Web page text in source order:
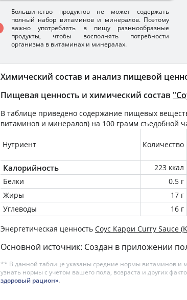
Химический состав и анализ пищевой
Пищевая ценность и химический состав
В таблице приведено содержание пищевых
витаминов и минералов) на 100 грамм съедобной
Нутриент Количество
Калорийность 223 ккал
Белки
0.5 г
Жиры
17 г
Углеводы
16 г
Энергетическая ценность Соус Карри Curry Sauce
Основной источник: Создан в приложении
** В данной таблице указаны средние нормы витаминов и
узнать нормы с учетом вашего пола, возраста и других
здоровый рацион».
Большинство продуктов не может содержать
полный набор витаминов и минералов. Поэтому
важно употреблять в пищу разннообразные
продукты, чтобы восполнять потребности
организма в витаминах и минералах.